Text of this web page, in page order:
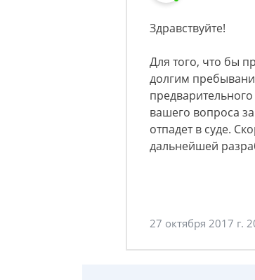
Здравствуйте!
Для того, что бы
долгим
вашего вопроса
отпадет в суде.
дальнейшей
27 октября 2017 г.